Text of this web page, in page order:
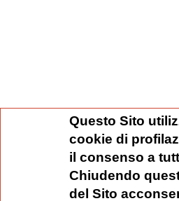
Questo Sito
cookie di
il consenso a
Chiudendo
del Sito